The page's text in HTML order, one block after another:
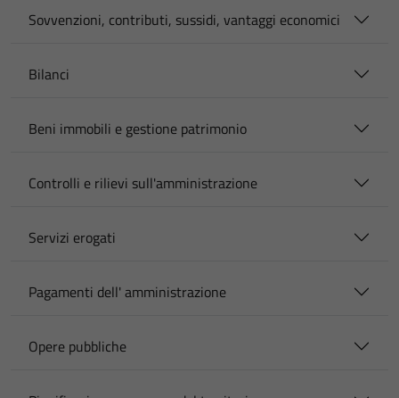
Sovvenzioni, contributi, sussidi, vantaggi economici
Bilanci
Beni immobili e gestione patrimonio
Controlli e rilievi sull'amministrazione
Servizi erogati
Pagamenti dell' amministrazione
Opere pubbliche